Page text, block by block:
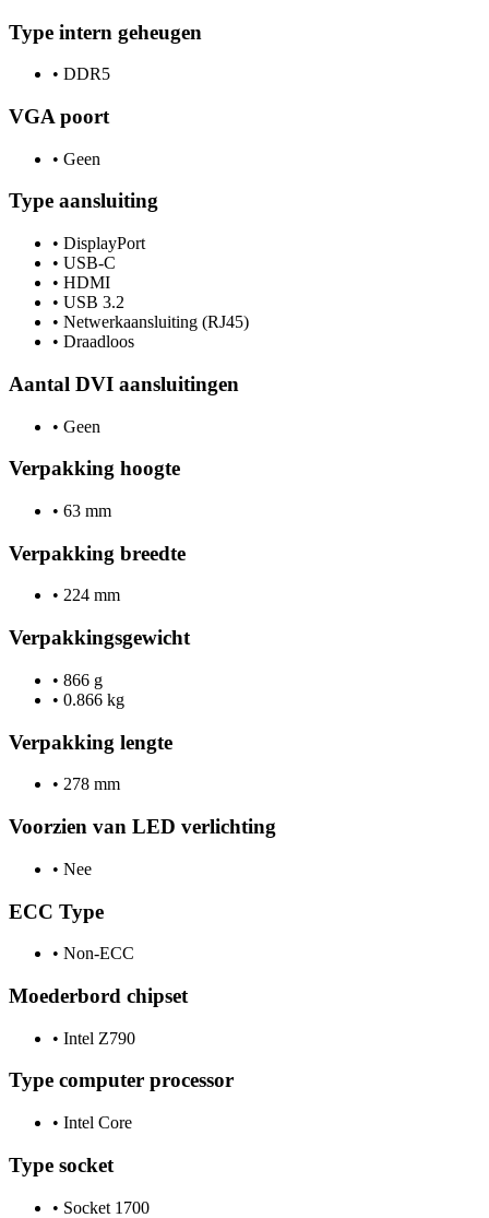
Type intern geheugen
• DDR5
VGA poort
• Geen
Type aansluiting
• DisplayPort
• USB-C
• HDMI
• USB 3.2
• Netwerkaansluiting (RJ45)
• Draadloos
Aantal DVI aansluitingen
• Geen
Verpakking hoogte
• 63 mm
Verpakking breedte
• 224 mm
Verpakkingsgewicht
• 866 g
• 0.866 kg
Verpakking lengte
• 278 mm
Voorzien van LED verlichting
• Nee
ECC Type
• Non-ECC
Moederbord chipset
• Intel Z790
Type computer processor
• Intel Core
Type socket
• Socket 1700